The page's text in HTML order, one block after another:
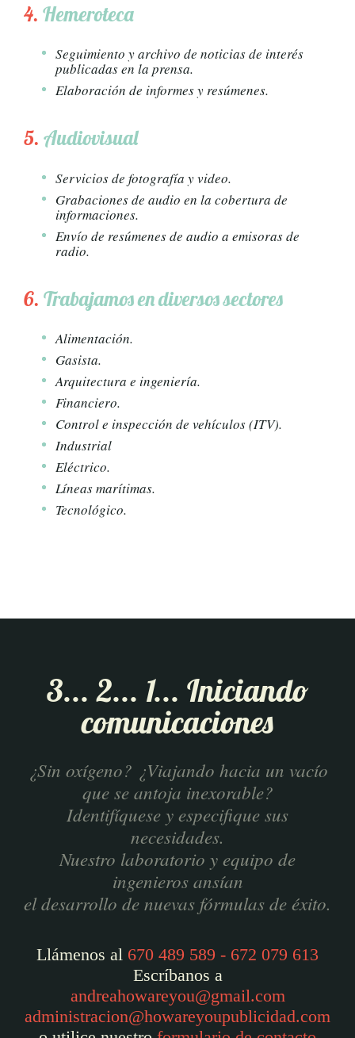
4. Hemeroteca
Seguimiento y archivo de noticias de interés
publicadas en la prensa.
Elaboración de informes y resúmenes.
5. Audiovisual
Servicios de fotografía y video.
Grabaciones de audio en la cobertura de
informaciones.
Envío de resúmenes de audio a emisoras de
radio.
6. Trabajamos en diversos sectores
Alimentación.
Gasista.
Arquitectura e ingeniería.
Financiero.
Control e inspección de vehículos (ITV).
Industrial
Eléctrico.
Líneas marítimas.
Tecnológico.
3... 2... 1... Iniciando
comunicaciones
¿Sin oxígeno? ¿Viajando hacia un vacío
que se antoja inexorable?
Identifíquese y especifique sus
necesidades.
Nuestro laboratorio y equipo de
ingenieros ansían
el desarrollo de nuevas fórmulas de éxito.
Llámenos al 670 489 589 - 672 079 613
Escríbanos a
andreahowareyou@gmail.com
administracion@howareyoupublicidad.com